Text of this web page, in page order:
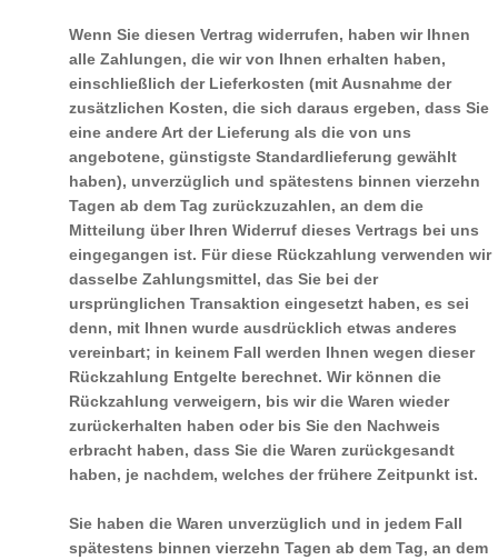
Wenn Sie diesen Vertrag widerrufen, haben wir Ihnen
alle Zahlungen, die wir von Ihnen erhalten haben,
einschließlich der Lieferkosten (mit Ausnahme der
zusätzlichen Kosten, die sich daraus ergeben, dass Sie
eine andere Art der Lieferung als die von uns
angebotene, günstigste Standardlieferung gewählt
haben), unverzüglich und spätestens binnen vierzehn
Tagen ab dem Tag zurückzuzahlen, an dem die
Mitteilung über Ihren Widerruf dieses Vertrags bei uns
eingegangen ist. Für diese Rückzahlung verwenden wir
dasselbe Zahlungsmittel, das Sie bei der
ursprünglichen Transaktion eingesetzt haben, es sei
denn, mit Ihnen wurde ausdrücklich etwas anderes
vereinbart; in keinem Fall werden Ihnen wegen dieser
Rückzahlung Entgelte berechnet. Wir können die
Rückzahlung verweigern, bis wir die Waren wieder
zurückerhalten haben oder bis Sie den Nachweis
erbracht haben, dass Sie die Waren zurückgesandt
haben, je nachdem, welches der frühere Zeitpunkt ist.
Sie haben die Waren unverzüglich und in jedem Fall
spätestens binnen vierzehn Tagen ab dem Tag, an dem